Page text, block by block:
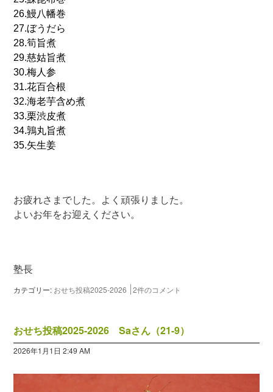
26.鰻八幡巻
27.ぼうだら
28.筍旨煮
29.慈姑旨煮
30.梅人参
31.花百合根
32.海老芋含め煮
33.栗渋皮煮
34.鶉丸旨煮
35.矢生姜
お疲れさまでした。よく頑張りました。
よいお年をお迎えください。
塾長
カテゴリー: おせち投稿2025-2026 2件のコメント
おせち投稿2025-2026 Saさん（21-9）
2026年1月1日 2:49 AM